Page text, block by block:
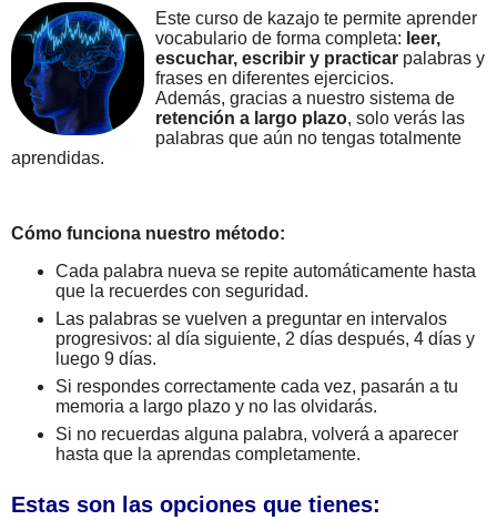
Este curso de kazajo te permite aprender
vocabulario de forma completa: leer,
escuchar, escribir y practicar palabras y
frases en diferentes ejercicios.
Además, gracias a nuestro sistema de
retención a largo plazo, solo verás las
palabras que aún no tengas totalmente
aprendidas.
Cómo funciona nuestro método:
Cada palabra nueva se repite automáticamente hasta
que la recuerdes con seguridad.
Las palabras se vuelven a preguntar en intervalos
progresivos: al día siguiente, 2 días después, 4 días y
luego 9 días.
Si respondes correctamente cada vez, pasarán a tu
memoria a largo plazo y no las olvidarás.
Si no recuerdas alguna palabra, volverá a aparecer
hasta que la aprendas completamente.
Estas son las opciones que tienes: